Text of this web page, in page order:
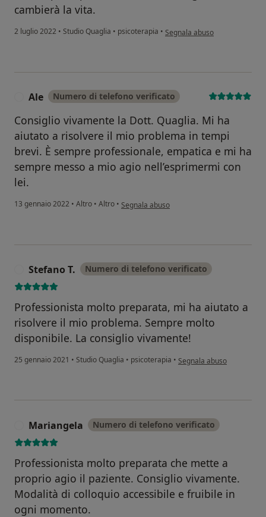
cambierà la vita.
2 luglio 2022 • Studio Quaglia • psicoterapia • secondo l'opinione dell'utente
Segnala abuso
Ale Numero di telefono verificato
Consiglio vivamente la Dott. Quaglia. Mi ha
aiutato a risolvere il mio problema in tempi
brevi. È sempre professionale, empatica e mi ha
sempre messo a mio agio nell’esprimermi con
lei.
13 gennaio 2022 • Altro • Altro • secondo l'opinione dell'utente Ale
Segnala abuso
Stefano T. Numero di telefono verificato
Professionista molto preparata, mi ha aiutato a
risolvere il mio problema. Sempre molto
disponibile. La consiglio vivamente!
25 gennaio 2021 • Studio Quaglia • psicoterapia • secondo l'opinione
Segnala abuso
Mariangela Numero di telefono verificato
Professionista molto preparata che mette a
proprio agio il paziente. Consiglio vivamente.
Modalità di colloquio accessibile e fruibile in
ogni momento.